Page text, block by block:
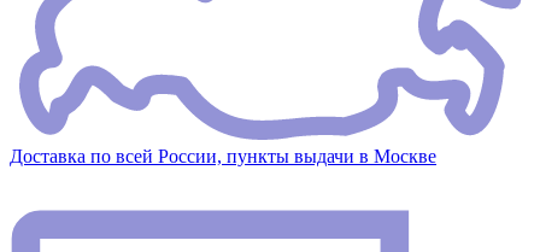
Доставка по всей России, пункты выдачи в Москве